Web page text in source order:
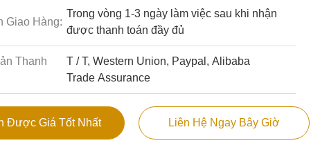
Giao Hàng:
Trong vòng 1-3 ngày làm việc sau khi nhận
được thanh toán đầy đủ
Thanh
T / T, Western Union, Paypal, Alibaba
Trade Assurance
Được Giá Tốt Nhất Liên Hệ Ngay Bây Giờ